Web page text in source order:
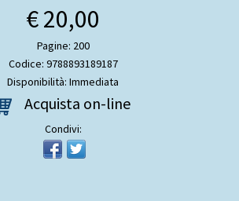
€ 20,00
Pagine: 200
Codice: 9788893189187
Disponibilità: Immediata
Acquista on-line
Condivi: